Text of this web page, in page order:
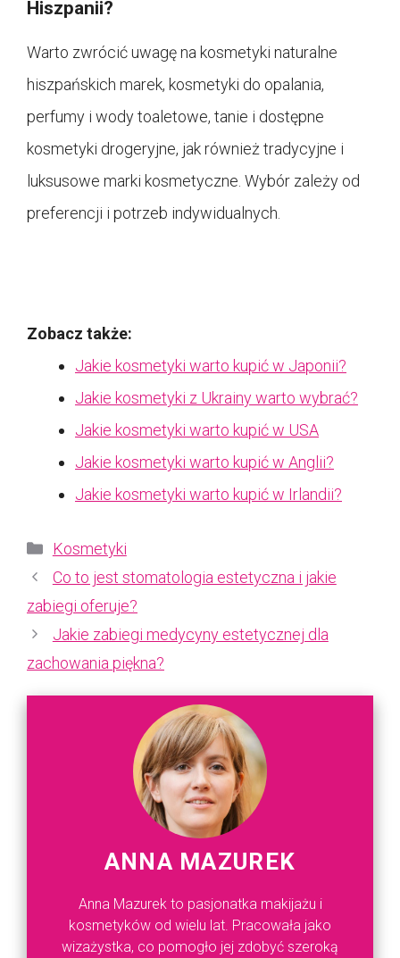
Hiszpanii?
Warto zwrócić uwagę na kosmetyki naturalne
hiszpańskich marek, kosmetyki do opalania,
perfumy i wody toaletowe, tanie i dostępne
kosmetyki drogeryjne, jak również tradycyjne i
luksusowe marki kosmetyczne. Wybór zależy od
preferencji i potrzeb indywidualnych.
Zobacz także:
Jakie kosmetyki warto kupić w Japonii?
Jakie kosmetyki z Ukrainy warto wybrać?
Jakie kosmetyki warto kupić w USA
Jakie kosmetyki warto kupić w Anglii?
Jakie kosmetyki warto kupić w Irlandii?
Kategorie
Kosmetyki
Co to jest stomatologia estetyczna i jakie
zabiegi oferuje?
Jakie zabiegi medycyny estetycznej dla
zachowania piękna?
ANNA MAZUREK
Anna Mazurek to pasjonatka makijażu i
kosmetyków od wielu lat. Pracowała jako
wizażystka, co pomogło jej zdobyć szeroką